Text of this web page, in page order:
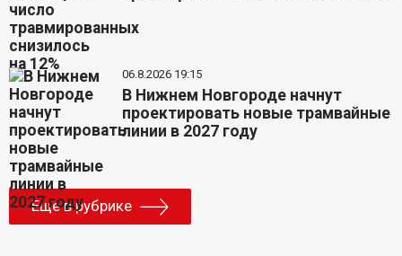
06.8.2026 19:15
В Нижнем Новгороде начнут
проектировать новые трамвайные
линии в 2027 году
Еще в рубрике